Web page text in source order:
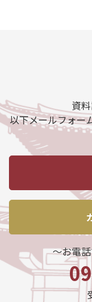
資
以下メールフォー
～お電